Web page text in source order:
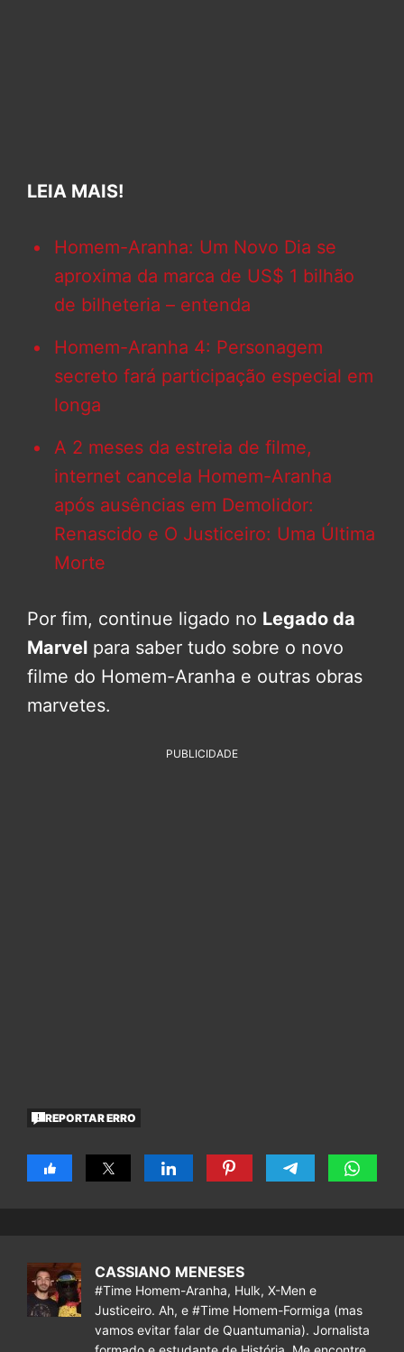
LEIA MAIS!
Homem-Aranha: Um Novo Dia se
aproxima da marca de US$ 1 bilhão
de bilheteria – entenda
Homem-Aranha 4: Personagem
secreto fará participação especial em
longa
A 2 meses da estreia de filme,
internet cancela Homem-Aranha
após ausências em Demolidor:
Renascido e O Justiceiro: Uma Última
Morte
Por fim, continue ligado no Legado da
Marvel para saber tudo sobre o novo
filme do Homem-Aranha e outras obras
marvetes.
PUBLICIDADE
REPORTAR ERRO
CASSIANO MENESES
#Time Homem-Aranha, Hulk, X-Men e
Justiceiro. Ah, e #Time Homem-Formiga (mas
vamos evitar falar de Quantumania). Jornalista